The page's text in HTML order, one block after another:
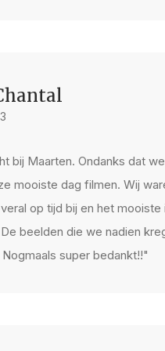
bij Maarten. Ondanks dat
mooiste dag filmen. Wij
op tijd bij en het
beelden die we nadien
super bedankt!!"